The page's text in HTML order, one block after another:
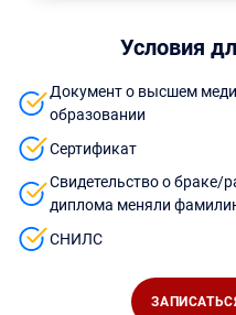
Условия
Документ о высшем
образовании
Сертификат
Свидетельство о браке/
диплома меняли
СНИЛС